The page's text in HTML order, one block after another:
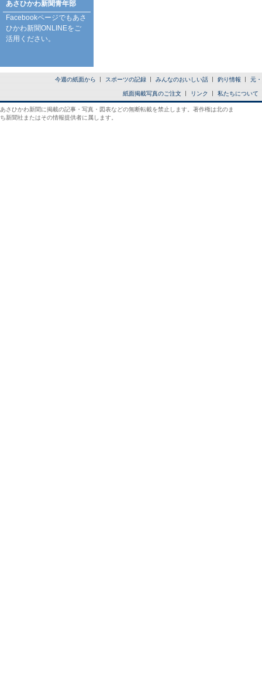
あさひかわ新聞青年部
Facebookページでもあさ
ひかわ新聞ONLINEをご
活用ください。
今週の紙面から スポーツの記録 みんなのおいしい話 釣り情報 元
紙面掲載写真のご注文 リンク 私たちについて
あさひかわ新聞に掲載の記事・写真・図表などの無断転載を禁止します。著作権は北のま
ち新聞社またはその情報提供者に属します。